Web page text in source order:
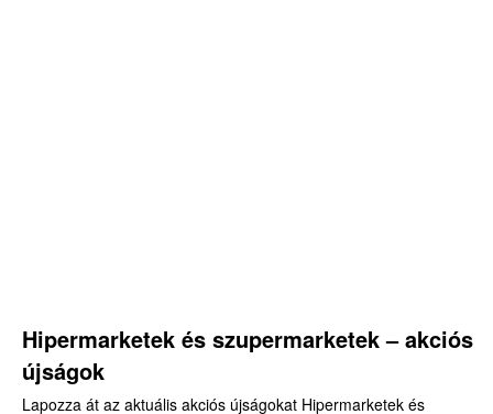
Hipermarketek és szupermarketek – akciós
újságok
Lapozza át az aktuális akciós újságokat Hipermarketek és